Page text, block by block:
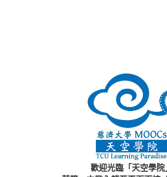
歡迎光臨「天空學院